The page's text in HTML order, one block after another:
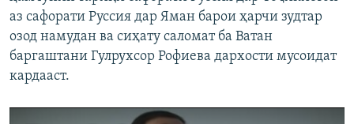
аз сафорати Руссия дар Яман барои ҳарчи зудтар
озод намудан ва сиҳату саломат ба Ватан
баргаштани Гулрухсор Рофиева дархости мусоидат
кардааст.